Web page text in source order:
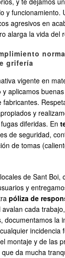
y funcionamiento.
agresivos en
alarga la vida del
grifería
vigente en
y aplicamos
fabricantes.
y
diferidas. En
de seguridad,
de tomas
de Sant Boi,
y
póliza de
cada
documentamos la
incidencia
montaje y de las
da mucha